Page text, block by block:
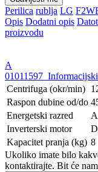
Perilica rublja LG
Opis Dodatni opis
proizvodu
A
Centrifuga (okr/min)
Raspon dubine od/do
Energetski razred
A
Inverterski motor
Kapacitet pranja (kg) 8
Ukoliko imate bilo
kontaktirajte. Bit će